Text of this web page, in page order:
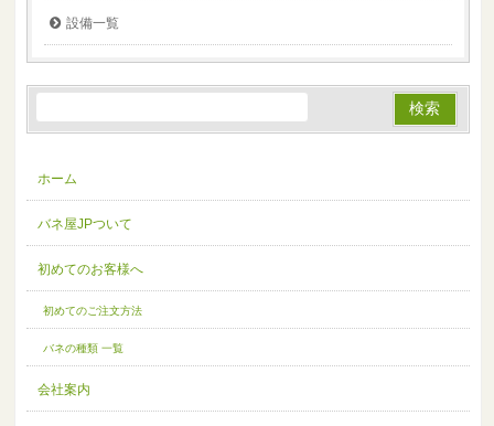
設備一覧
ホーム
バネ屋JPついて
初めてのお客様へ
初めてのご注文方法
バネの種類 一覧
会社案内